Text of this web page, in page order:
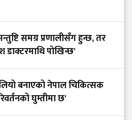
समग्र प्रणालीसँग हुन्छ, तर
डाक्टरमाथि पोखिन्छ'
बनाएको नेपाल चिकित्सक
घुम्तीमा छ'